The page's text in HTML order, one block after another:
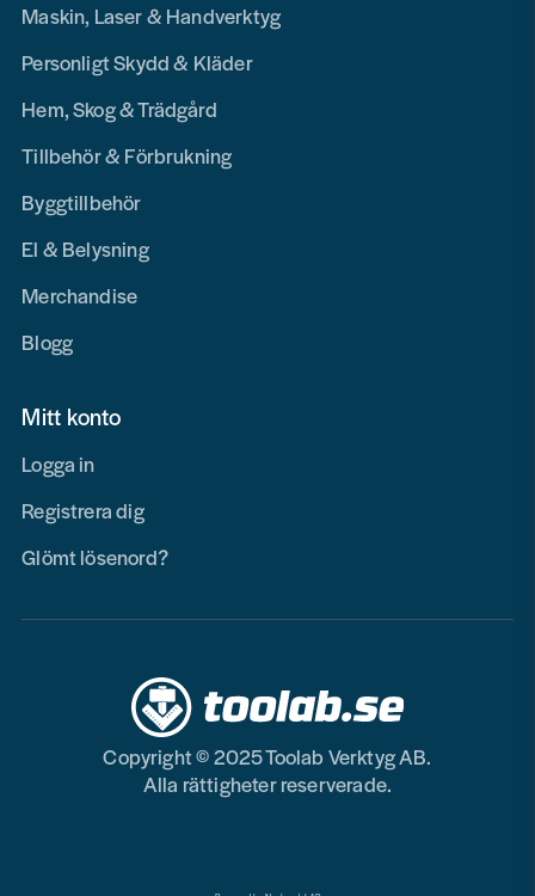
Maskin, Laser & Handverktyg
Personligt Skydd & Kläder
Hem, Skog & Trädgård
Tillbehör & Förbrukning
Byggtillbehör
El & Belysning
Merchandise
Blogg
Mitt konto
Logga in
Registrera dig
Glömt lösenord?
Copyright © 2025 Toolab Verktyg AB.
Alla rättigheter reserverade.